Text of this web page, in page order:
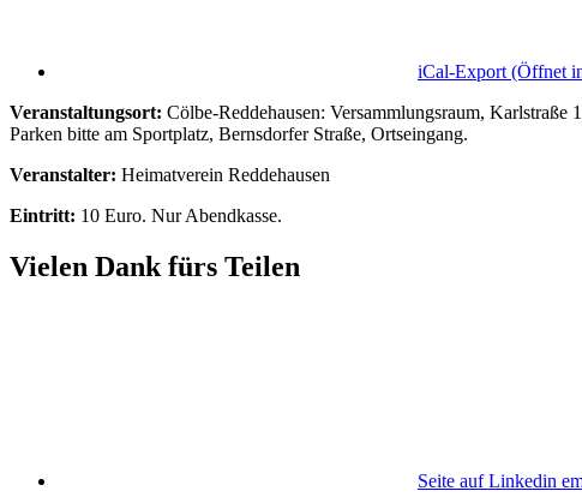
iCal-Export (Öffnet
Veranstaltungsort: Cölbe-Reddehausen: Versammlungsraum, Karlstraße
Parken bitte am Sportplatz, Bernsdorfer Straße, Ortseingang.
Veranstalter: Heimatverein Reddehausen
Eintritt: 10 Euro. Nur Abendkasse.
Vielen Dank fürs Teilen
Seite auf Linkedin